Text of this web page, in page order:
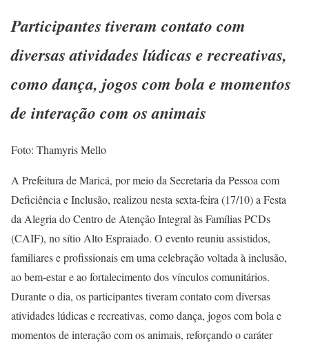
Participantes tiveram contato com
diversas atividades lúdicas e recreativas,
como dança, jogos com bola e momentos
de interação com os animais
Foto: Thamyris Mello
A Prefeitura de Maricá, por meio da Secretaria da Pessoa com
Deficiência e Inclusão, realizou nesta sexta-feira (17/10) a Festa
da Alegria do Centro de Atenção Integral às Famílias PCDs
(CAIF), no sítio Alto Espraiado. O evento reuniu assistidos,
familiares e profissionais em uma celebração voltada à inclusão,
ao bem-estar e ao fortalecimento dos vínculos comunitários.
Durante o dia, os participantes tiveram contato com diversas
atividades lúdicas e recreativas, como dança, jogos com bola e
momentos de interação com os animais, reforçando o caráter